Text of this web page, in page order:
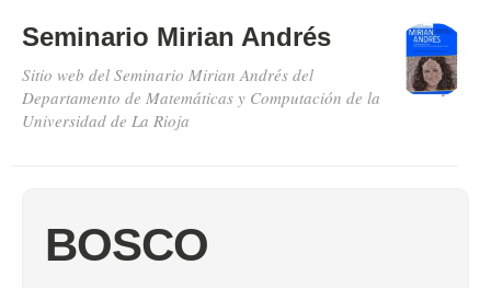
Seminario Mirian Andrés
Sitio web del Seminario Mirian Andrés del
Departamento de Matemáticas y Computación de la
Universidad de La Rioja
BOSCO